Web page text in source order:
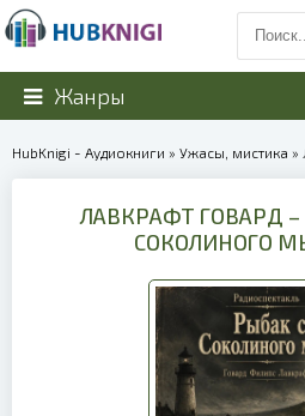
Жанры
HubKnigi - Аудиокниги » Ужасы, мистика »
ЛАВКРАФТ ГОВАРД
СОКОЛИНОГО